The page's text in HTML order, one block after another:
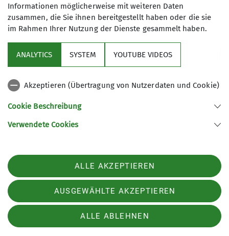
© SIFA Häußler
Webseite
Informationen möglicherweise mit weiteren Daten
zusammen, die Sie ihnen bereitgestellt haben oder die sie
im Rahmen Ihrer Nutzung der Dienste gesammelt haben.
ANALYTICS SYSTEM YOUTUBE VIDEOS
Akzeptieren (Übertragung von Nutzerdaten und Cookie)
Cookie Beschreibung
Verwendete Cookies
ALLE AKZEPTIEREN
AUSGEWÄHLTE AKZEPTIEREN
ALLE ABLEHNEN